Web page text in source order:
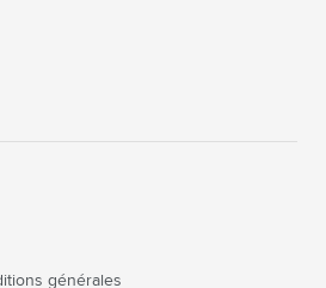
générales